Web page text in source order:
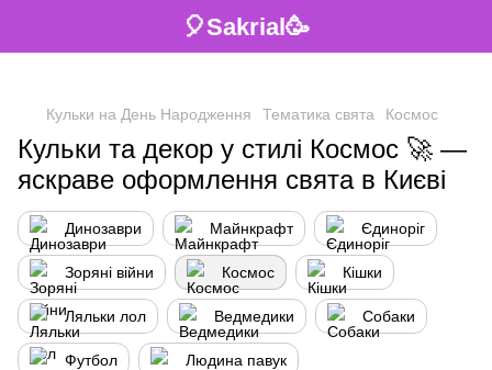
🎈Sakrial🥳
Кульки на День Народження Тематика свята Космос
Кульки та декор у стилі Космос 🚀 —
яскраве оформлення свята в Києві
Динозаври Майнкрафт Єдиноріг
Зоряні війни Космос Кішки
Ляльки лол Ведмедики Собаки
Футбол Людина павук